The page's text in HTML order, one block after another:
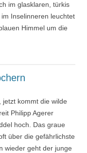
im glasklaren, türkis
Inselinneren leuchtet
Himmel um die
jetzt kommt die wilde
Philipp Agerer
hoch. Das graue
über die gefährlichste
wieder geht der junge